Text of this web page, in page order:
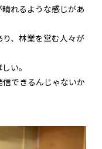
れるような感じがあ
、林業を営む人々が
い。
できるんじゃないか